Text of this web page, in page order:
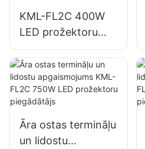
KML-FL2C 400W
LED prožektoru
piegādātājs ēku
fasāžu un
būvlaukumu
apgaismojumam
Āra ostas termināļu
un lidostu